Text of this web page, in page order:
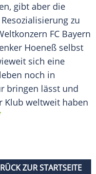
gibt aber die
zu
FC Bayern
Hoeneß selbst
sich eine
noch in
bringen lässt und
Klub weltweit haben
ZUR STARTSEITE